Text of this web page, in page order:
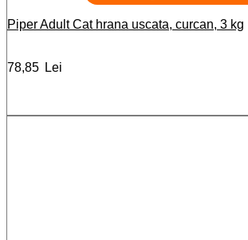
Piper Adult Cat hrana uscata, curcan, 3 kg
78,85 Lei